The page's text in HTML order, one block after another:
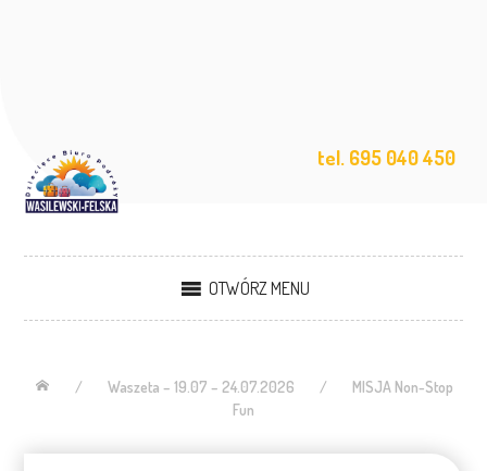
tel. 695 040 450
OTWÓRZ MENU
/ Waszeta – 19.07 – 24.07.2026 /
MISJA Non-Stop
Fun